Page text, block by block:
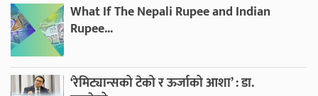
What If The Nepali Rupee and Indian
Rupee...
‘रेमिट्यान्सको टेको र ऊर्जाको आशा’ : डा.